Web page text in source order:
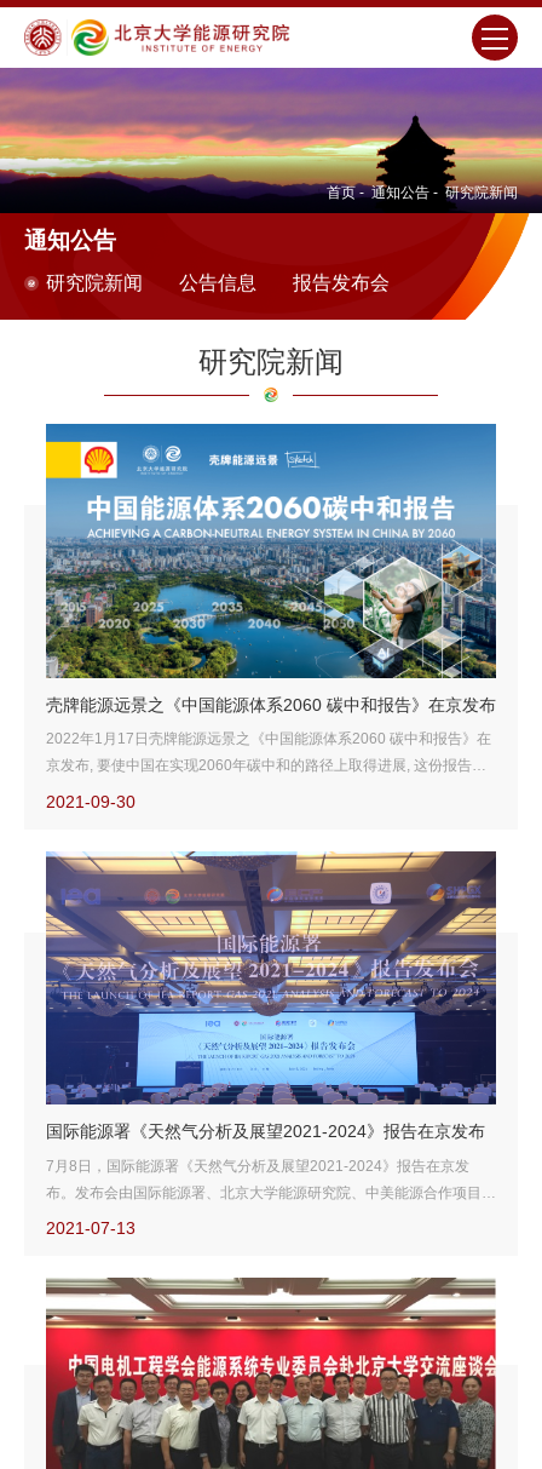
首页 - 通知公告 - 研究院新闻
通知公告
研究院新闻 公告信息 报告发布会
研究院新闻
壳牌能源远景之《中国能源体系2060 碳中和报告》在京发布
2022年1月17日壳牌能源远景之《中国能源体系2060 碳中和报告》在
京发布, 要使中国在实现2060年碳中和的路径上取得进展, 这份报告提
出了中国在2060年前实现能源生产与使用过程中二氧化碳净零排放的
2021-09-30
国际能源署《天然气分析及展望2021-2024》报告在京发布
7月8日，国际能源署《天然气分析及展望2021-2024》报告在京发
布。发布会由国际能源署、北京大学能源研究院、中美能源合作项目、
上海石油天然气交易中心联合举办。国家能源局、国家管网公司、部分
际能源署的天然气高级分析师Jean-Baptiste Dubreuil先生和天然气能
源分析师AkosLosz先生对报告做出了详尽的解读。
2021-07-13